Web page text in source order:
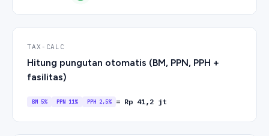
TAX-CALC
Hitung pungutan otomatis (BM, PPN, PPH +
fasilitas)
BM 5% PPN 11% PPH 2,5% = Rp 41,2 jt